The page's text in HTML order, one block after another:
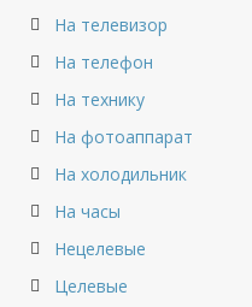
На телевизор
На телефон
На технику
На фотоаппарат
На холодильник
На часы
Нецелевые
Целевые